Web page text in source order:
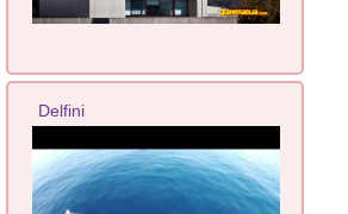
Delfini